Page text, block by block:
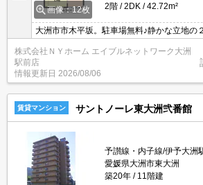
画像：12枚
2階
2DK 42.72m²
大洲市市木平坂。駐車場無料♪静かな立地の
株式会社ＮＹホーム エイブルネットワーク大洲
駅前店
情報更新日 2026/08/06
賃貸マンション サントノーレ東大洲弐番館
予讃線・内子線/伊予大
愛媛県大洲市東大洲
築20年
11階建